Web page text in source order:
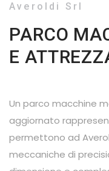
Averoldi Srl
PARCO
E
Un parco macchine
aggiornato
permettono ad
meccaniche di